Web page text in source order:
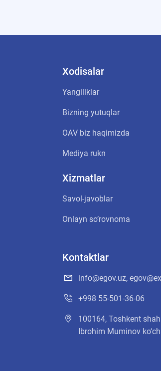
Xodisalar
Yangiliklar
Bizning yutuqlar
OАV biz haqimizda
Mediya rukn
Xizmatlar
Savol-javoblar
Onlayn soʼrovnoma
Kontaktlar
info@egov.uz,
+998 55-501-36-06
100164, Toshkent
Ibrohim Muminov